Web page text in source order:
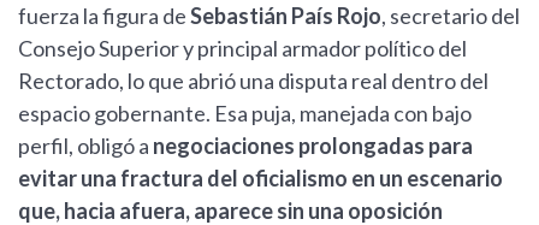
fuerza la figura deSebastián País Rojo, secretario del
Consejo Superior y principal armador político del
Rectorado, lo que abrió una disputa real dentro del
espacio gobernante. Esa puja, manejada con bajo
perfil, obligó a negociaciones prolongadas para
evitar una fractura del oficialismo en un escenario
que, hacia afuera, aparece sin una oposición